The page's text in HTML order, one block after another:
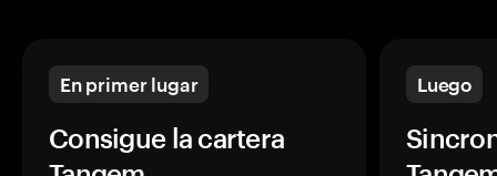
En primer lugar
Consigue la cartera
Luego